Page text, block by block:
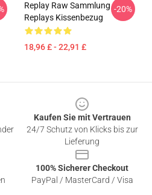
Replay Raw Sammlung
Replays Kissenbezug
18,96 £ - 22,91 £
-20%
Kaufen Sie mit Vertrauen
24/7 Schutz von Klicks bis zur
Lieferung
100% Sicherer Checkout
PayPal / MasterCard / Visa